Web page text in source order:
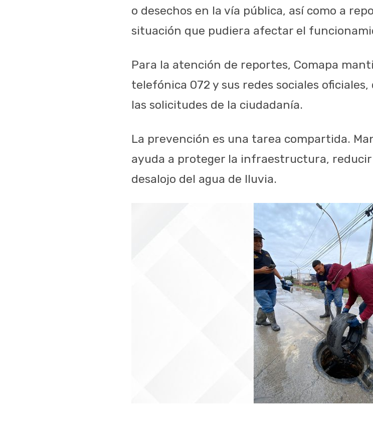
o desechos en la vía pública, así como a
situación que pudiera afectar el
Para la atención de reportes, Comapa
telefónica 072 y sus redes sociales
las solicitudes de la ciudadanía.
La prevención es una tarea compartida.
ayuda a proteger la infraestructura,
desalojo del agua de lluvia.